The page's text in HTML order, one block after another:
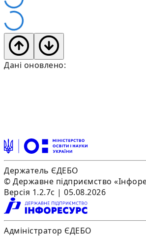
Дані оновлено:
Держатель ЄДЕБО
© Державне підприємство
Версія 1.2.7c | 05.08.2026
Адміністратор ЄДЕБО